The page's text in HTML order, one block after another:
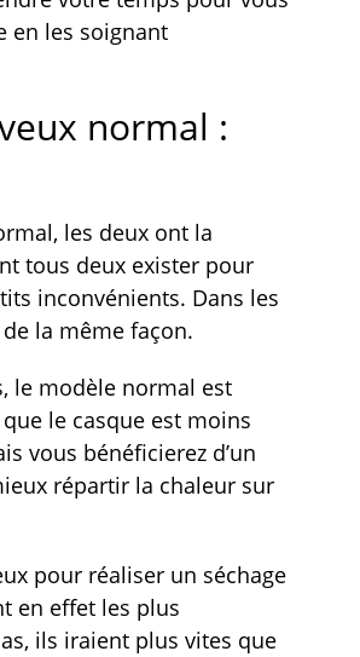
en les soignant
normal :
les deux ont la
tous deux exister pour
inconvénients. Dans les
la même façon.
le modèle normal est
le casque est moins
vous bénéficierez d’un
répartir la chaleur sur
pour réaliser un séchage
en effet les plus
ils iraient plus vites que